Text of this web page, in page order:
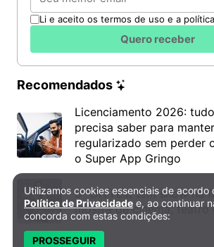
Li e aceito os termos de uso e a
Quero receber
Recomendados
Licenciamento 2026:
precisa saber para
regularizado sem perder
o Super App Gringo
6º DH Fest tem show na
mostra de cinema, teatro
Política de Privacidade e Cookies
Utilizamos cookies essenciais de acordo
Política de Privacidade e, ao continuar
concorda com estas condições:
PROSSEGUIR